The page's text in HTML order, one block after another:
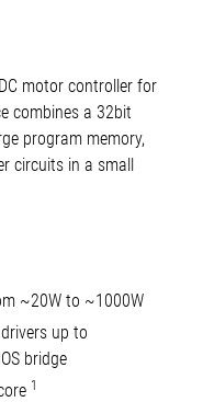
motor controller for
combines a 32bit
program memory,
circuits in a small
~20W to ~1000W
up to
bridge
1